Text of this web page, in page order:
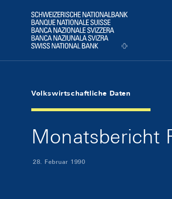
Logo
Volkswirtschaftliche Daten
Monatsbericht
28. Februar 1990